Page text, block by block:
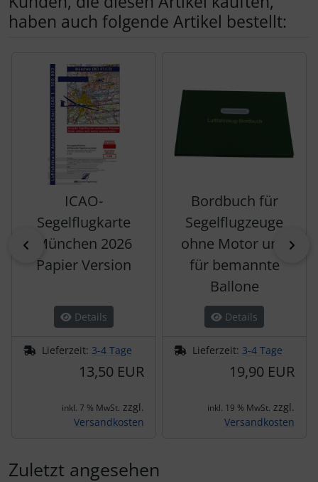
haben auch folgende Artikel bestellt:
zurück
ICAO-
Segelflugkarte
München 2026
Papier Version
Details
Lieferzeit: 3-4 Tage
13,50 EUR
inkl. 7 % MwSt. zzgl.
Versandkosten
Bordbuch für
Segelflugzeuge
ohne Motor und
für bemannte
Ballone
Details
Lieferzeit: 3-4 Tage
19,90 EUR
inkl. 19 % MwSt. zzgl.
Versandkosten
Zuletzt angesehen